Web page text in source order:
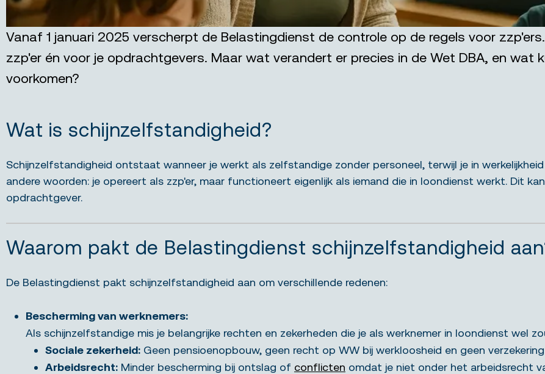
Vanaf 1 januari 2025 verscherpt de Belastingdienst de controle op de regels voor
zzp'er én voor je opdrachtgevers. Maar wat verandert er precies in de Wet DBA, en wat
voorkomen?
Wat is schijnzelfstandigheid?
Schijnzelfstandigheid ontstaat wanneer je werkt als zelfstandige zonder personeel, terwijl je in
andere woorden: je opereert als zzp'er, maar functioneert eigenlijk als iemand die in loondienst werkt. Dit
opdrachtgever.
Waarom pakt de Belastingdienst schijnzelfstandigheid
De Belastingdienst pakt schijnzelfstandigheid aan om verschillende redenen:
Bescherming van werknemers:
Als schijnzelfstandige mis je belangrijke rechten en zekerheden die je als werknemer in loondienst wel
Sociale zekerheid: Geen pensioenopbouw, geen recht op WW bij werkloosheid en geen
Arbeidsrecht: Minder bescherming bij ontslag of conflicten omdat je niet onder het arbeidsrecht